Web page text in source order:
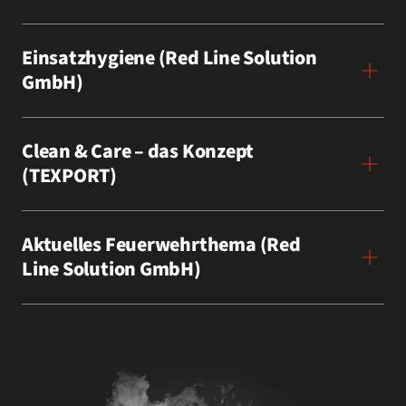
Einsatzhygiene (Red Line Solution
GmbH)
Clean & Care – das Konzept
(TEXPORT)
Aktuelles Feuerwehrthema (Red
Line Solution GmbH)